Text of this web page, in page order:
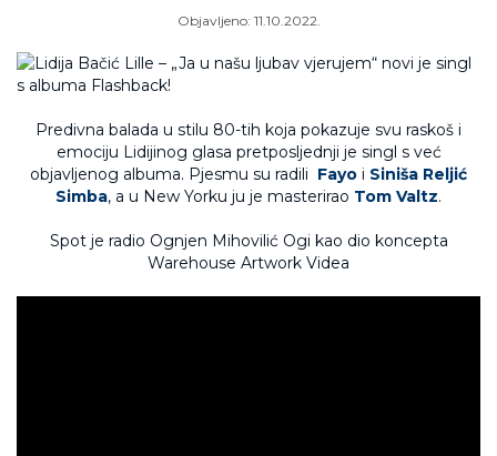
Objavljeno: 11.10.2022.
Predivna balada u stilu 80-tih koja pokazuje svu raskoš i
emociju Lidijinog glasa pretposljednji je singl s već
objavljenog albuma. Pjesmu su radili Fayo i Siniša Reljić
Simba, a u New Yorku ju je masterirao Tom Valtz.
Spot je radio Ognjen Mihovilić Ogi kao dio koncepta
Warehouse Artwork Videa